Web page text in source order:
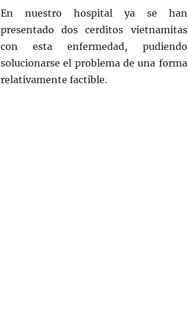
En nuestro hospital ya se han
presentado dos cerditos vietnamitas
con esta enfermedad, pudiendo
solucionarse el problema de una forma
relativamente factible.